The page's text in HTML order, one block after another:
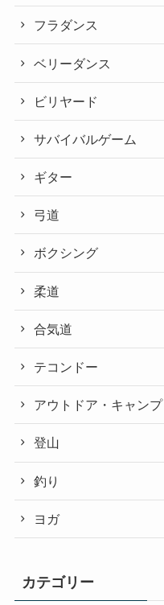
フラダンス
ベリーダンス
ビリヤード
サバイバルゲーム
ギター
弓道
ボクシング
柔道
合気道
テコンドー
アウトドア・キャンプ
登山
釣り
ヨガ
カテゴリー